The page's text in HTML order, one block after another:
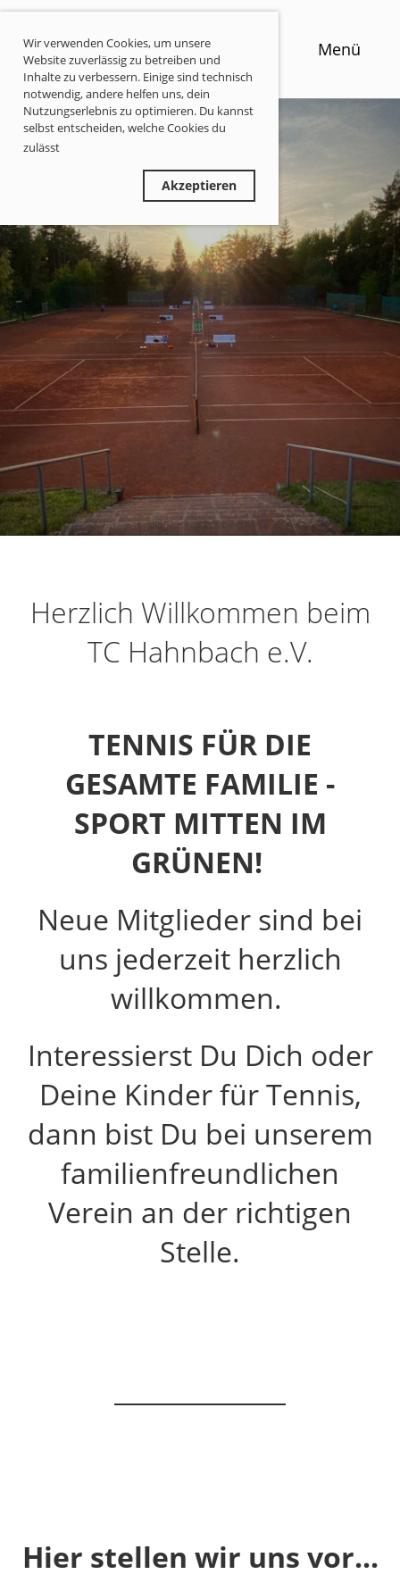
Wir verwenden Cookies, um unsere
Website zuverlässig zu betreiben und
Inhalte zu verbessern. Einige sind technisch
notwendig, andere helfen uns, dein
Nutzungserlebnis zu optimieren. Du kannst
selbst entscheiden, welche Cookies du
zulässt
Akzeptieren
Menü
Herzlich Willkommen beim
TC Hahnbach e.V.
TENNIS FÜR DIE
GESAMTE FAMILIE -
SPORT MITTEN IM
GRÜNEN!
Neue Mitglieder sind bei
uns jederzeit herzlich
willkommen.
Interessierst Du Dich oder
Deine Kinder für Tennis,
dann bist Du bei unserem
familienfreundlichen
Verein an der richtigen
Stelle.
Hier stellen wir uns vor...